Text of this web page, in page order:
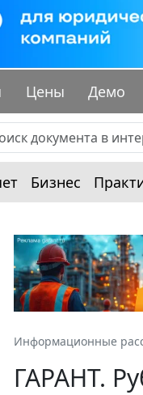
Цены Демо
Бизнес
Информационные
ГАРАНТ.